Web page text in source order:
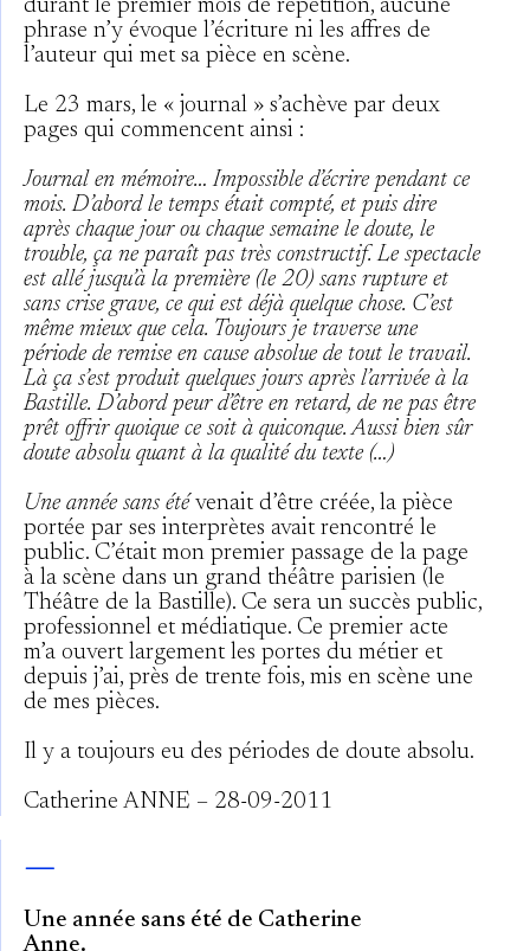
durant le premier mois de répétition, aucune
phrase n’y évoque l’écriture ni les affres de
l’auteur qui met sa pièce en scène.
Le 23 mars, le « journal » s’achève par deux
pages qui commencent ainsi :
Journal en mémoire… Impossible d’écrire pendant ce
mois. D’abord le temps était compté, et puis dire
après chaque jour ou chaque semaine le doute, le
trouble, ça ne paraît pas très constructif. Le spectacle
est allé jusqu’à la première (le 20) sans rupture et
sans crise grave, ce qui est déjà quelque chose. C’est
même mieux que cela. Toujours je traverse une
période de remise en cause absolue de tout le travail.
Là ça s’est produit quelques jours après l’arrivée à la
Bastille. D’abord peur d’être en retard, de ne pas être
prêt offrir quoique ce soit à quiconque. Aussi bien sûr
doute absolu quant à la qualité du texte (…)
Une année sans été venait d’être créée, la pièce
portée par ses interprètes avait rencontré le
public. C’était mon premier passage de la page
à la scène dans un grand théâtre parisien (le
Théâtre de la Bastille). Ce sera un succès public,
professionnel et médiatique. Ce premier acte
m’a ouvert largement les portes du métier et
depuis j’ai, près de trente fois, mis en scène une
de mes pièces.
Il y a toujours eu des périodes de doute absolu.
Catherine ANNE – 28-09-2011
—
Une année sans été de Catherine
Anne.